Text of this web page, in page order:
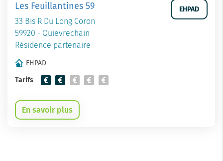
Les Feuillantines 59
33 Bis R Du Long Coron
59920 - Quievrechain
Résidence partenaire
EHPAD
EHPAD
Tarifs
En savoir plus